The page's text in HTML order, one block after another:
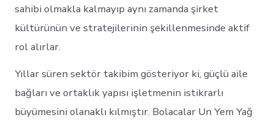
sahibi olmakla kalmayıp aynı zamanda şirket
kültürünün ve stratejilerinin şekillenmesinde aktif
rol alırlar.
Yıllar süren sektör takibim gösteriyor ki, güçlü aile
bağları ve ortaklık yapısı işletmenin istikrarlı
büyümesini olanaklı kılmıştır. Bolacalar Un Yem Yağ